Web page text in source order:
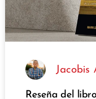
Jacobis
Reseña del